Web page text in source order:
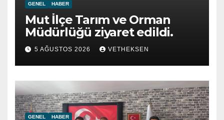
GENEL HABER
Mut İlçe Tarım ve Orman
Müdürlüğü ziyaret edildi.
5 AĞUSTOS 2026 VETHEKSEN
GENEL HABER